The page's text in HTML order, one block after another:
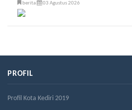
berita 03 Agustus 2026
PROFIL
Profil Kota Kediri 2019